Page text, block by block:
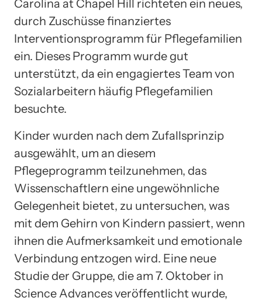
Carolina at Chapel Hill richteten ein neues,
durch Zuschüsse finanziertes
Interventionsprogramm für Pflegefamilien
ein. Dieses Programm wurde gut
unterstützt, da ein engagiertes Team von
Sozialarbeitern häufig Pflegefamilien
besuchte.
Kinder wurden nach dem Zufallsprinzip
ausgewählt, um an diesem
Pflegeprogramm teilzunehmen, das
Wissenschaftlern eine ungewöhnliche
Gelegenheit bietet, zu untersuchen, was
mit dem Gehirn von Kindern passiert, wenn
ihnen die Aufmerksamkeit und emotionale
Verbindung entzogen wird. Eine neue
Studie der Gruppe, die am 7. Oktober in
Science Advances veröffentlicht wurde,